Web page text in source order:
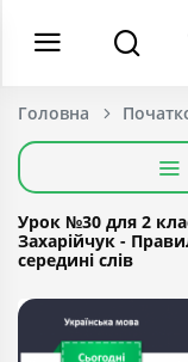
Головна
Урок №30 для 2
Захарійчук -
середині слів